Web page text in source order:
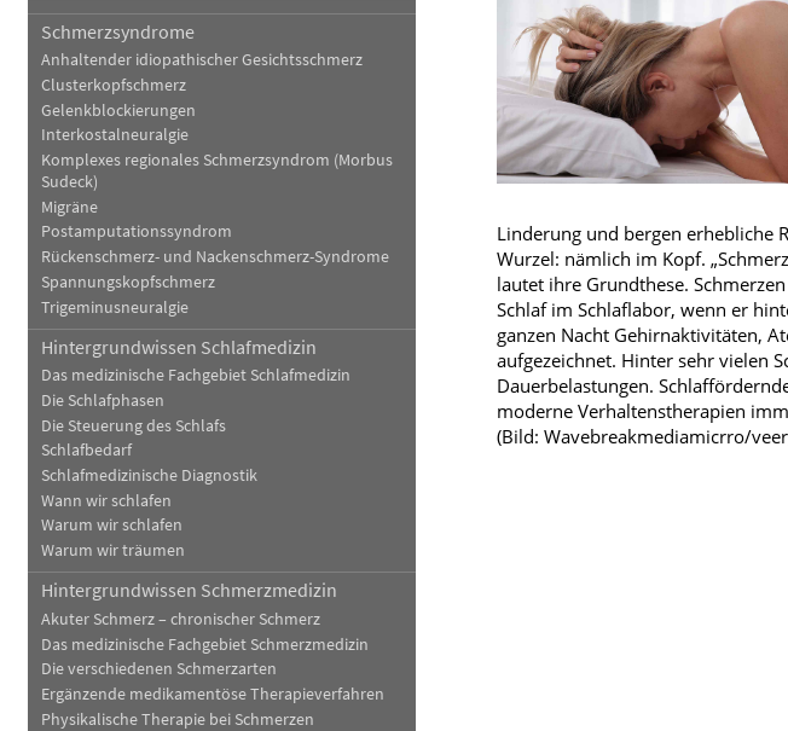
Apotheken vor Ort!
Blut, Krebs und Infektionen
Haut, Haare und Nägel
Psychische Erkrankungen
Schmerz- und Schlafmedizin
Frauenkrankheiten
Schmerzsyndrome
Anhaltender idiopathischer Gesichtsschmerz
Clusterkopfschmerz
Gelenkblockierungen
Interkostalneuralgie
Komplexes regionales Schmerzsyndrom (Morbus
Sudeck)
Migräne
Postamputationssyndrom
Rückenschmerz- und Nackenschmerz-Syndrome
Spannungskopfschmerz
Trigeminusneuralgie
Hintergrundwissen Schlafmedizin
Das medizinische Fachgebiet Schlafmedizin
Die Schlafphasen
Die Steuerung des Schlafs
Schlafbedarf
Schlafmedizinische Diagnostik
Wann wir schlafen
Warum wir schlafen
Warum wir träumen
Hintergrundwissen Schmerzmedizin
Akuter Schmerz – chronischer Schmerz
Das medizinische Fachgebiet Schmerzmedizin
Die verschiedenen Schmerzarten
Ergänzende medikamentöse Therapieverfahren
Physikalische Therapie bei Schmerzen
Linderung und bergen erhebliche
Wurzel: nämlich im Kopf.
lautet ihre Grundthese.
Schlaf im Schlaflabor, wenn er
ganzen Nacht Gehirnaktivitäten,
aufgezeichnet. Hinter sehr vielen
Dauerbelastungen.
moderne Verhaltenstherapien
(Bild: Wavebreakmediamicrro/